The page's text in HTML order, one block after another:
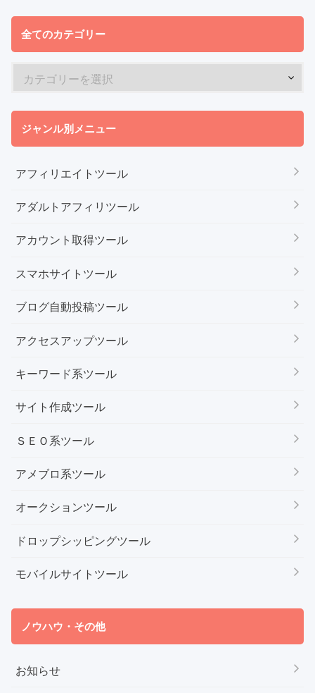
全てのカテゴリー
ジャンル別メニュー
アフィリエイトツール
アダルトアフィリツール
アカウント取得ツール
スマホサイトツール
ブログ自動投稿ツール
アクセスアップツール
キーワード系ツール
サイト作成ツール
ＳＥＯ系ツール
アメブロ系ツール
オークションツール
ドロップシッピングツール
モバイルサイトツール
ノウハウ・その他
お知らせ